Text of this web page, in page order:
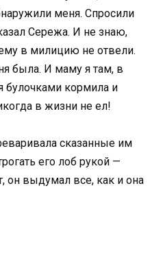
меня. Спросили
Сережа. И не знаю,
в милицию не отвели.
была. И маму я там, в
булочками кормила и
в жизни не ел!
сказанные им
его лоб рукой —
он выдумал все, как и она